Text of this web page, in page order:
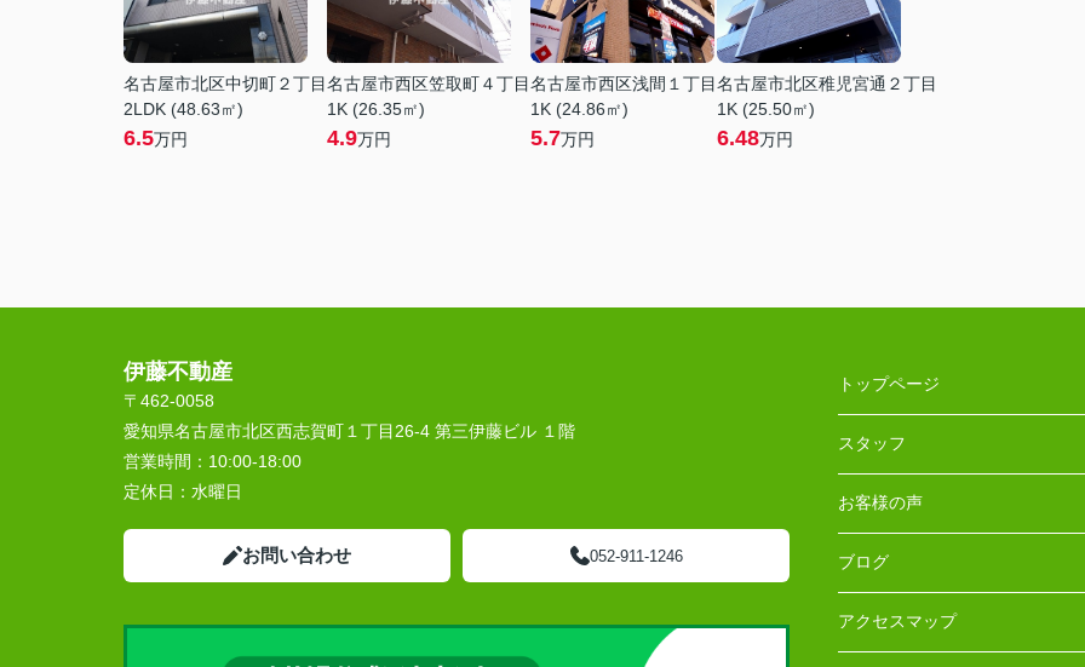
名古屋市北区中切町２丁目
2LDK (48.63㎡)
6.5万円
名古屋市西区笠取町４丁目
1K (26.35㎡)
4.9万円
名古屋市西区浅間１丁目
1K (24.86㎡)
5.7万円
名古屋市北区稚児宮通２丁目
1K (25.50㎡)
6.48万円
伊藤不動産
〒462-0058
愛知県名古屋市北区西志賀町１丁目26-4 第三伊藤ビル １階
営業時間： 10:00‐18:00
定休日： 水曜日
お問い合わせ 052-911-1246
トップページ
スタッフ
お客様の声
ブログ
アクセスマップ